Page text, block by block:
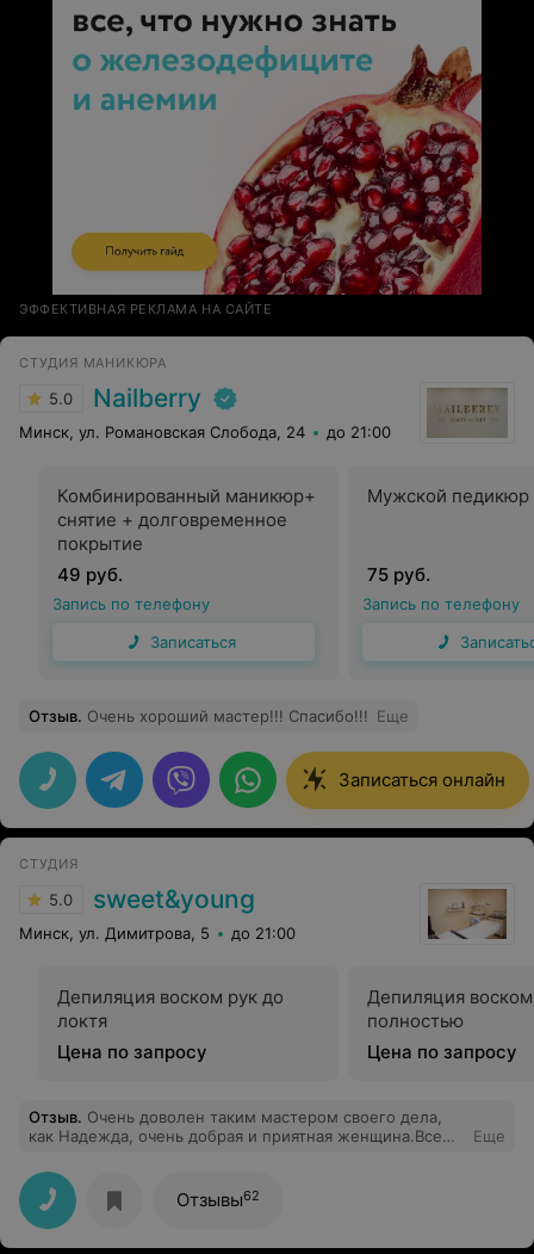
ЭФФЕКТИВНАЯ РЕКЛАМА НА САЙТЕ
СТУДИЯ МАНИКЮРА
5.0 Nailberry
Минск, ул. Романовская Слобода, 24 до 21:00
Комбинированный маникюр+
снятие + долговременное
покрытие
49 руб.
Запись по телефону
Записаться
Мужской педикюр
75 руб.
Запись по телефону
Отзыв. Очень хороший мастер!!! Спасибо!!! Еще
Записаться онлайн
СТУДИЯ
5.0 sweet&young
Минск, ул. Димитрова, 5 до 21:00
Депиляция воском рук до
локтя
Цена по запросу
Депиляция
полностью
Цена по запросу
Отзыв. Очень доволен таким мастером своего дела,
как Надежда, очень добрая и приятная женщина.Все
понравилось. Буду регулярно посещать чистку лица.
Еще
Отзывы62